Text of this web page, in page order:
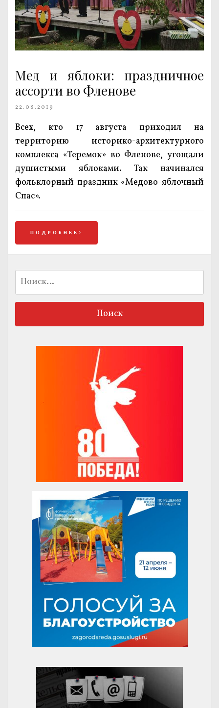
Мед и яблоки: праздничное
ассорти во Фленове
22.08.2019
Всех, кто 17 августа приходил на
территорию историко-архитектурного
комплекса «Теремок» во Фленове, угощали
душистыми яблоками. Так начинался
фольклорный праздник «Медово-яблочный
Спас».
ПОДРОБНЕЕ
Найти: